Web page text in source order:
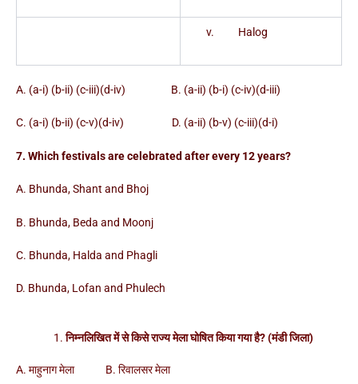
v. Halog
A. (a-i) (b-ii) (c-iii)(d-iv) B. (a-ii) (b-i) (c-iv)(d-iii)
C. (a-i) (b-ii) (c-v)(d-iv) D. (a-ii) (b-v) (c-iii)(d-i)
7. Which festivals are celebrated after every 12 years?
A. Bhunda, Shant and Bhoj
B. Bhunda, Beda and Moonj
C. Bhunda, Halda and Phagli
D. Bhunda, Lofan and Phulech
निम्नलिखित में से किसे राज्य मेला घोषित किया गया है? (मंडी जिला)
A. माहुनाग मेला B. रिवालसर मेला